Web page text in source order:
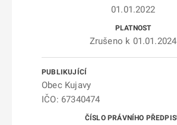
01.01.2022
Zrušeno k 01.01.2024
Obec Kujavy
IČO: 67340474